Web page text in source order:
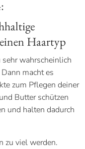
Haartyp
wahrscheinlich
macht es
zum Pflegen deiner
Butter schützen
und halten dadurch
zu viel werden.